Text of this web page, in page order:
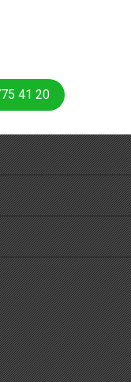
41 20